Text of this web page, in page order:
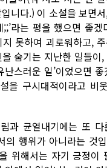
니다.) 이 소설을 보면
라는 평을 했으면 좋
못하여 괴로워하고,
숨기는 지난한 일들이
난스러운 일’이었으면
을 구시대적이라고 비
과 균열내기에는 또
의 행위가 아니라는 것
위해서는 자기 긍정이